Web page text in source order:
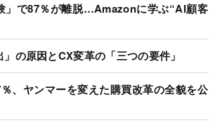
」で87％が離脱…Amazonに学ぶ“AI顧客
の原因とCX変革の「三つの要件」
、ヤンマーを変えた購買改革の全貌を公